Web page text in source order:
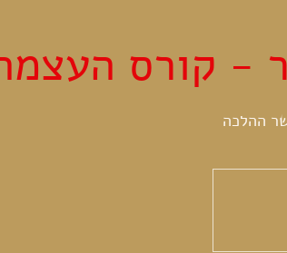
- קורס
ההלכה